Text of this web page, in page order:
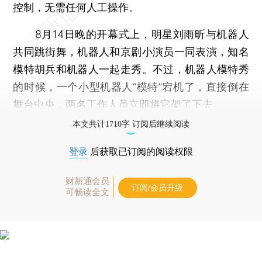
控制，无需任何人工操作。
8月14日晚的开幕式上，明星刘雨昕与机器人
共同跳街舞，机器人和京剧小演员一同表演，知名
模特胡兵和机器人一起走秀。不过，机器人模特秀
的时候，一个小型机器人“模特”宕机了，直接倒在
舞台中央，两名工作人员立即将它架了下去。
本文共计1710字 订阅后继续阅读
登录 后获取已订阅的阅读权限
财新通会员
可畅读全文
订阅/会员升级